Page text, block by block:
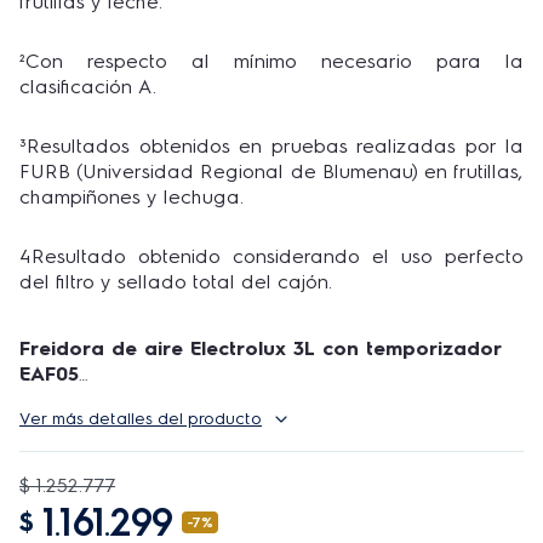
²Con respecto al mínimo necesario para la
clasificación A.
³Resultados obtenidos en pruebas realizadas por la
FURB (Universidad Regional de Blumenau) en frutillas,
champiñones y lechuga.
4Resultado obtenido considerando el uso perfecto
del filtro y sellado total del cajón.
Freidora de aire Electrolux 3L con temporizador
EAF05
temporizador EAF05podés cocinar alimentos reales
con poco o nada de aceite, logrando hasta un 90%
menos de grasa y un 50% menos de calorías¹.
Además de crear tus recetas favoritas de manera
más saludable, contribuís al planeta reduciendo tu
Ver más detalles del producto
$ 1.252.777
$ 1.161.299 -7%